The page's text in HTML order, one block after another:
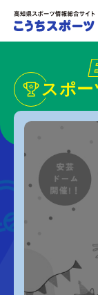
スポ